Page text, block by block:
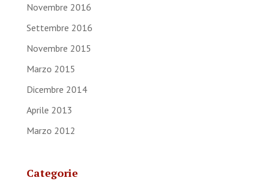
Novembre 2016
Settembre 2016
Novembre 2015
Marzo 2015
Dicembre 2014
Aprile 2013
Marzo 2012
Categorie